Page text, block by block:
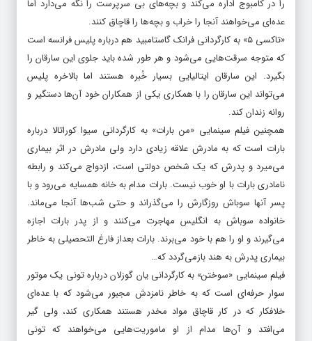
می‌رود. در آنجا با زن جوانی به نام جینا آشنا می‌شود که یک پرورشگاه
را در کامبوج اداره می‌کند و بچه‌های بی سرپرست را نگه می‌دارد اما
عده‌ای می‌خواهند آنجا را خراب و بچه‌ها را قاچاق کنند.
«تاکسی ۵» به کارگردانی فرانک گاستامبید هم درباره پلیس فرانسه است
که متوجه سرقت‌هایی می‌شود و هر طور شده باید جلوی این سارقان را
بگیرد. این سارقان ایتالیایی بسیار خُبره هستند اما بالاخره پلیس
می‌تواند این سارقان را با همکاری یکی از همکاران خود آن‌ها دستگیر و
روانه زندان کند.
همچنین فیلم سینمایی «من بارات» به کارگردانی سیوا کوراتالا درباره
بارات است که به مادرش علاقه زیادی دارد ولی مادرش در اثر بیماری
می‌میرد و پدرش که یک شخص دولتی است، ازدواج می‌کند و رابطه
نامادری بارات با او خوب نیست. بارات مدام به خانه همسایه می‌رود و با
پسر آنها سوباش روزگارش را می‌گذراند و حتی شب‌ها آنجا می‌ماند.
خانواده سوباش به انگلیس مهاجرت می‌کنند و از پدر بارات اجازه
می‌گیرند و او را هم با خود می‌برند. بارات بعداز فارغ التحصیلی به خاطر
بیماری پدرش به هند بازمی‌گردد که…
فیلم سینمایی «سوختن» به کارگردانی یان گوزلان درباره تونی یک موتور
سوار حرفه‌ای است که به خاطر نامزدش مجبور می‌شود که با عده‌ای
خلافکار که در کار قاچاق مواد مخدر هستند همکاری کند، ولی گیر